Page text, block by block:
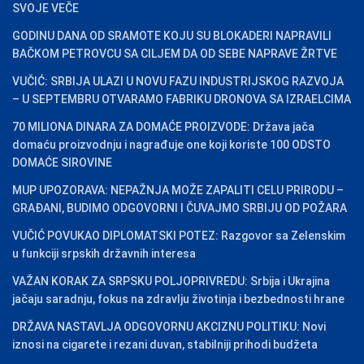
SVOJE VEČE
GODINU DANA OD SRAMOTE KOJU SU BLOKADERI NAPRAVILI
BAČKOM PETROVCU SA CILJEM DA OD SEBE NAPRAVE ŽRTVE
VUČIĆ: SRBIJA ULAZI U NOVU FAZU INDUSTRIJSKOG RAZVOJA
– U SEPTEMBRU OTVARAMO FABRIKU DRONOVA SA IZRAELCIMA
70 MILIONA DINARA ZA DOMAĆE PROIZVODE: Država jača
domaću proizvodnju i nagrađuje one koji koriste 100 ODSTO
DOMAĆE SIROVINE
MUP UPOZORAVA: NEPAŽNJA MOŽE ZAPALITI CELU PRIRODU –
GRAĐANI, BUDIMO ODGOVORNI I ČUVAJMO SRBIJU OD POŽARA
VUČIĆ POVUKAO DIPLOMATSKI POTEZ: Razgovor sa Zelenskim
u funkciji srpskih državnih interesa
VAŽAN KORAK ZA SRPSKU POLJOPRIVREDU: Srbija i Ukrajina
jačaju saradnju, fokus na zdravlju životinja i bezbednosti hrane
DRŽAVA NASTAVLJA ODGOVORNU AKCIZNU POLITIKU: Novi
iznosi na cigarete i rezani duvan, stabilniji prihodi budžeta